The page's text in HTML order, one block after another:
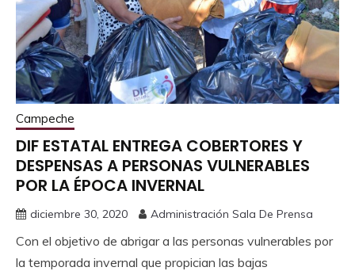
Campeche
DIF ESTATAL ENTREGA COBERTORES Y
DESPENSAS A PERSONAS VULNERABLES
POR LA ÉPOCA INVERNAL
diciembre 30, 2020 Administración Sala De Prensa
Con el objetivo de abrigar a las personas vulnerables por
la temporada invernal que propician las bajas